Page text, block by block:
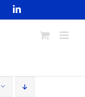
LinkedIn